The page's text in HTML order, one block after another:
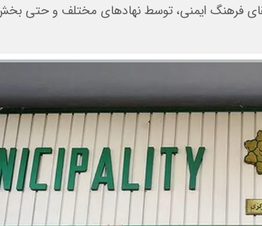
فرهنگ ایمنی، توسط نهادهای مختلف و